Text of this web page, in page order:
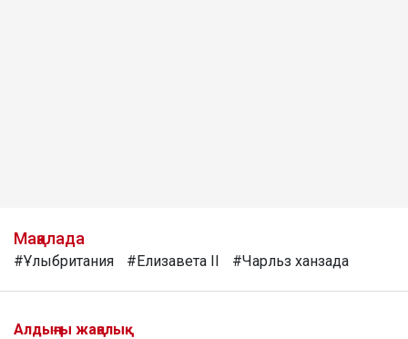
Мақалада
#Ұлыбритания #Елизавета II #Чарльз ханзада
Алдыңғы жаңалық